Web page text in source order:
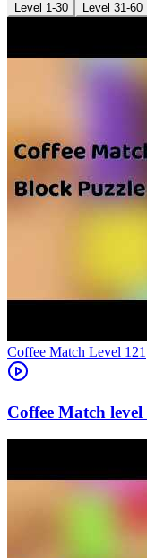
Level 1-30 Level 31-60
Level 121